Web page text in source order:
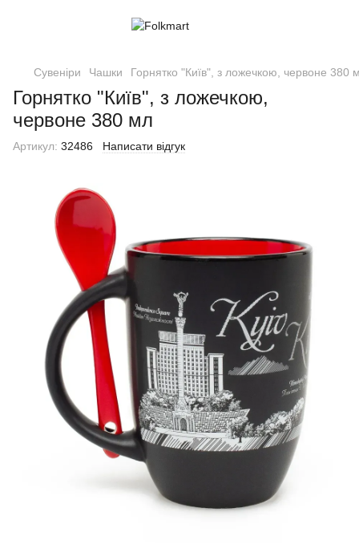
Сувеніри Чашки Горнятко "Київ", з ложечкою, червоне 380
Горнятко "Київ", з ложечкою,
червоне 380 мл
Артикул: 32486 Написати відгук